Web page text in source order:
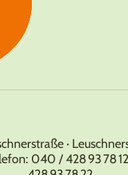
·
040 / 428 93 78